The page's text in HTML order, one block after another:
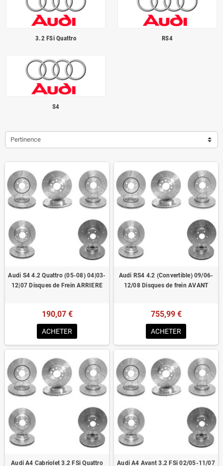
3.2 FSi Quattro RS4
S4
Pertinence
Audi S4 4.2 Quattro (05-08) 04|03-
12|07 Disques de Frein ARRIERE
190,07 €
ACHETER
Audi RS4 4.2 (Convertible) 09/06-
12/08 Disques de frein AVANT
755,99 €
ACHETER
Audi A4 Cabriolet 3.2 FSi Quattro Audi A4 Avant 3.2 FSi 02/05-11/07